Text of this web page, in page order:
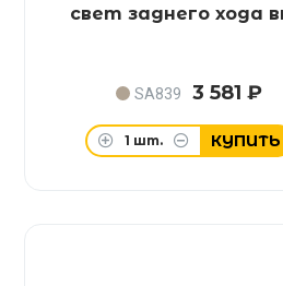
свет заднего хода
SA839 3 581 ₽
1 шт. КУПИТЬ